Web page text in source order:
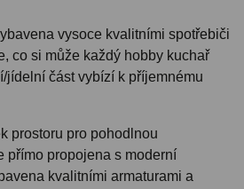
vysoce kvalitními spotřebiči
co si může každý hobby kuchař
jídelní část vybízí k příjemnému
prostoru pro pohodlnou
přímo propojena s moderní
kvalitními armaturami a